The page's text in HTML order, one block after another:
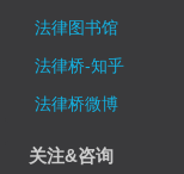
法律图书馆
法律桥-知乎
法律桥微博
关注&咨询